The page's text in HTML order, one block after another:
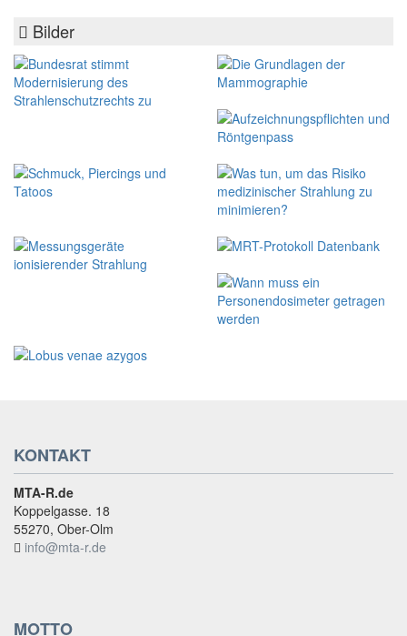
Bilder
KONTAKT
MTA-R.de
Koppelgasse. 18
55270, Ober-Olm
info@mta-r.de
MOTTO